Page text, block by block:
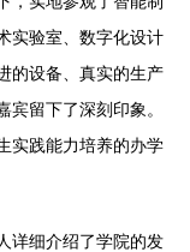
实验室、数字化设计
的设备、真实的生产
留下了深刻印象。
实践能力培养的办学
详细介绍了学院的发